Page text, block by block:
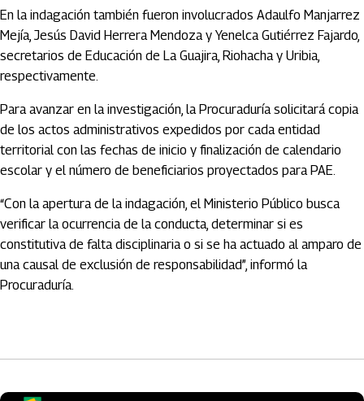
En la indagación también fueron involucrados Adaulfo Manjarrez
Mejía, Jesús David Herrera Mendoza y Yenelca Gutiérrez Fajardo,
secretarios de Educación de La Guajira, Riohacha y Uribia,
respectivamente.
Para avanzar en la investigación, la Procuraduría solicitará copia
de los actos administrativos expedidos por cada entidad
territorial con las fechas de inicio y finalización de calendario
escolar y el número de beneficiarios proyectados para PAE.
“Con la apertura de la indagación, el Ministerio Público busca
verificar la ocurrencia de la conducta, determinar si es
constitutiva de falta disciplinaria o si se ha actuado al amparo de
una causal de exclusión de responsabilidad”, informó la
Procuraduría.